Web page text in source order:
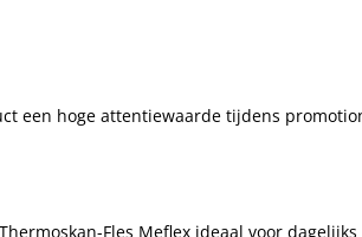
een hoge attentiewaarde tijdens
Fles Meflex ideaal voor dagelijks